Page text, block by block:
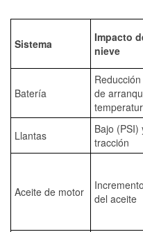
Sistema
Impacto
nieve
Batería
de
Llantas
Bajo (PSI)
tracción
Aceite de motor
del aceite